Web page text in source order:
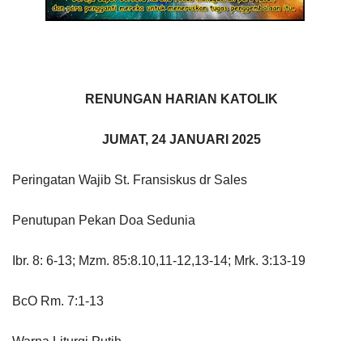
RENUNGAN HARIAN KATOLIK
JUMAT, 24 JANUARI 2025
Peringatan Wajib St. Fransiskus dr Sales
Penutupan Pekan Doa Sedunia
Ibr. 8: 6-13; Mzm. 85:8.10,11-12,13-14; Mrk. 3:13-19
BcO Rm. 7:1-13